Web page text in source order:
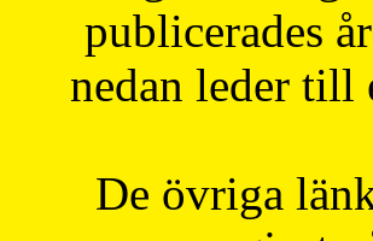
publicerades
nedan leder till
De övriga